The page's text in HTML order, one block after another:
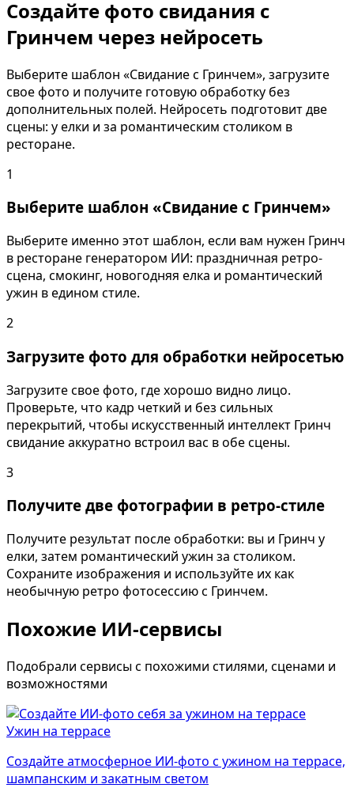
Создайте фото свидания с
Гринчем через нейросеть
Выберите шаблон «Свидание с Гринчем», загрузите
свое фото и получите готовую обработку без
дополнительных полей. Нейросеть подготовит две
сцены: у елки и за романтическим столиком в
ресторане.
1
Выберите шаблон «Свидание с Гринчем»
Выберите именно этот шаблон, если вам нужен Гринч
в ресторане генератором ИИ: праздничная ретро-
сцена, смокинг, новогодняя елка и романтический
ужин в едином стиле.
2
Загрузите фото для обработки нейросетью
Загрузите свое фото, где хорошо видно лицо.
Проверьте, что кадр четкий и без сильных
перекрытий, чтобы искусственный интеллект Гринч
свидание аккуратно встроил вас в обе сцены.
3
Получите две фотографии в ретро-стиле
Получите результат после обработки: вы и Гринч у
елки, затем романтический ужин за столиком.
Сохраните изображения и используйте их как
необычную ретро фотосессию с Гринчем.
Похожие ИИ-сервисы
Подобрали сервисы с похожими стилями, сценами и
возможностями
Ужин на террасе
Создайте атмосферное ИИ-фото с ужином на террасе,
шампанским и закатным светом